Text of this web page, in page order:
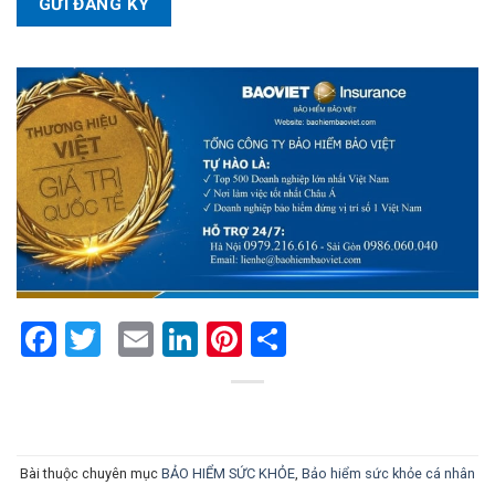
Facebook
Twitter
EmailLinkedIn
Pinterest
Bài thuộc chuyên mục BẢO HIỂM SỨC KHỎE Bảo hiểm sức khỏe cá nhân